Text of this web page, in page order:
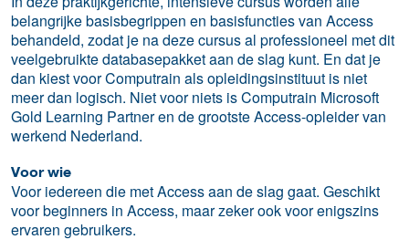
belangrijke basisbegrippen en basisfuncties van Access
behandeld, zodat je na deze cursus al professioneel met dit
veelgebruikte databasepakket aan de slag kunt. En dat je
dan kiest voor Computrain als opleidingsinstituut is niet
meer dan logisch. Niet voor niets is Computrain Microsoft
Gold Learning Partner en de grootste Access-opleider van
werkend Nederland.
Voor wie
Voor iedereen die met Access aan de slag gaat. Geschikt
voor beginners in Access, maar zeker ook voor enigszins
ervaren gebruikers.